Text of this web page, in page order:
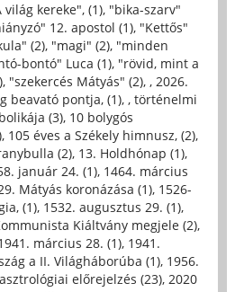
világ kereke", (1), "bika-szarv"
12. apostol (1), "Kettős"
(2), "magi" (2), "minden
bontó" Luca (1), "rövid, mint a
, "szekercés Mátyás" (2), , 2026.
beavató pontja, (1), , történelmi
(3), 10 bolygós
, 105 éves a Székely himnusz, (2),
(2), 13. Holdhónap (1),
január 24. (1), 1464. március
Mátyás koronázása (1), 1526-
(1), 1532. augusztus 29. (1),
Kiáltvány megjele (2),
március 28. (1), 1941.
a II. Világháborúba (1), 1956.
előrejelzés (23), 2020